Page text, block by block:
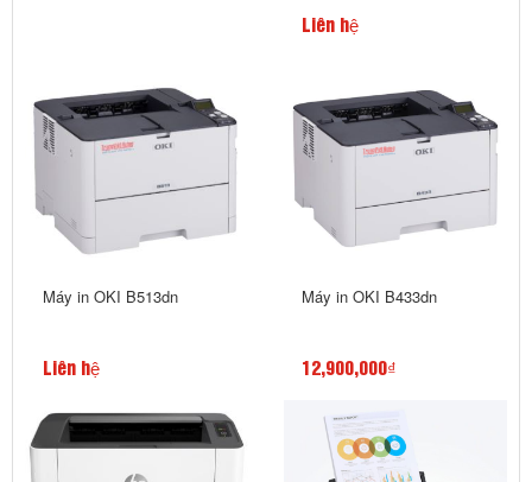
Liên hệ
Máy in OKI B513dn
Liên hệ
Máy in OKI B433dn
12,900,000₫